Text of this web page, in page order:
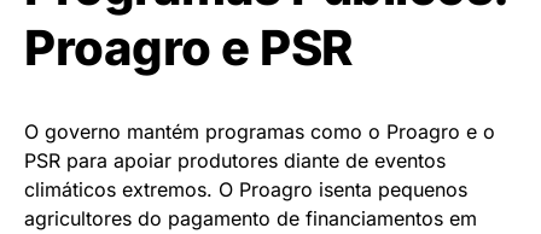
Proagro e PSR
O governo mantém programas como o Proagro e o
PSR para apoiar produtores diante de eventos
climáticos extremos. O Proagro isenta pequenos
agricultores do pagamento de financiamentos em